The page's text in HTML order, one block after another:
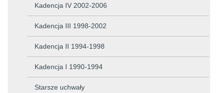
Kadencja IV 2002-2006
Kadencja III 1998-2002
Kadencja II 1994-1998
Kadencja I 1990-1994
Starsze uchwały